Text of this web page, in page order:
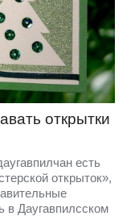
открытки
есть
открыток»,
в Даугавпилсском